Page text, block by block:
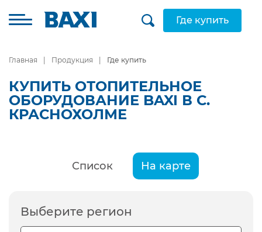
Где купить
Главная Продукция Где купить
КУПИТЬ ОТОПИТЕЛЬНОЕ
ОБОРУДОВАНИЕ BAXI В С.
КРАСНОХОЛМЕ
Список На карте
Выберите регион